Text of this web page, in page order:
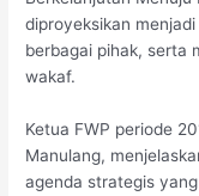
diproyeksikan
berbagai pihak, serta
wakaf.
Ketua FWP periode
Manulang,
agenda strategis